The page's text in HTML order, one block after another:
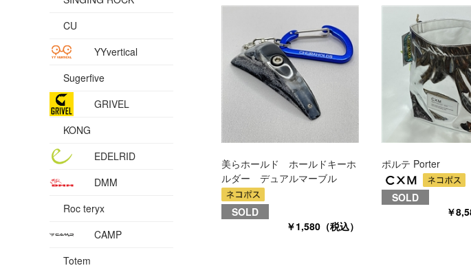
CU
YYvertical
Sugerfive
GRIVEL
KONG
EDELRID
DMM
Roc teryx
CAMP
Totem
美らホールド ホールドキーホ
ルダー デュアルマーブル
SOLD
￥1,580（税込）
ポルテ Porter
SOLD
￥